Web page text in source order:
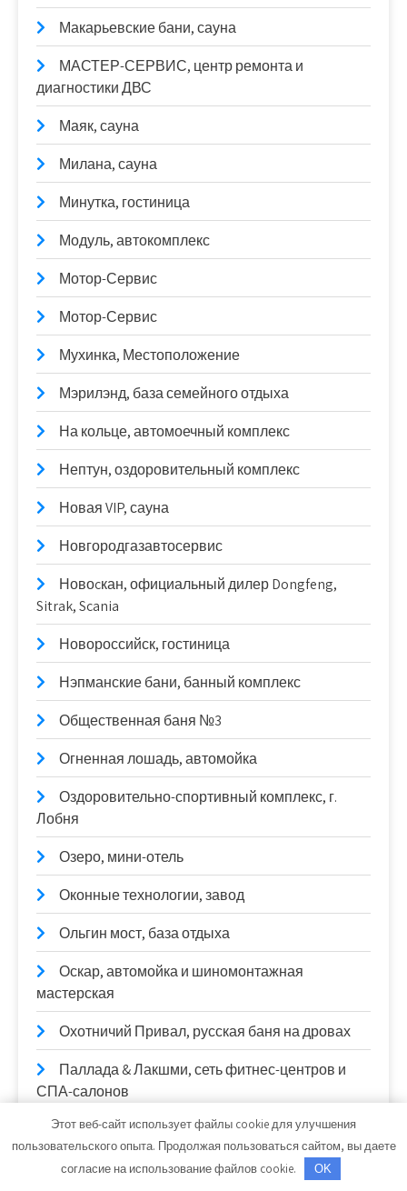
Макарьевские бани, сауна
МАСТЕР-СЕРВИС, центр ремонта и
диагностики ДВС
Маяк, сауна
Милана, сауна
Минутка, гостиница
Модуль, автокомплекс
Мотор-Сервис
Мотор-Сервис
Мухинка, Местоположение
Мэрилэнд, база семейного отдыха
На кольце, автомоечный комплекс
Нептун, оздоровительный комплекс
Новая VIP, сауна
Новгородгазавтосервис
Новоcкан, официальный дилер Dongfeng,
Sitrak, Scania
Новороссийск, гостиница
Нэпманские бани, банный комплекс
Общественная баня №3
Огненная лошадь, автомойка
Оздоровительно-спортивный комплекс, г.
Лобня
Озеро, мини-отель
Оконные технологии, завод
Ольгин мост, база отдыха
Оскар, автомойка и шиномонтажная
мастерская
Охотничий Привал, русская баня на дровах
Паллада & Лакшми, сеть фитнес-центров и
СПА-салонов
Пальма, сауна
Парадиз, центр отдыха
Этот веб-сайт использует файлы cookie для улучшения
пользовательского опыта. Продолжая пользоваться сайтом, вы даете
согласие на использование файлов cookie.
OK